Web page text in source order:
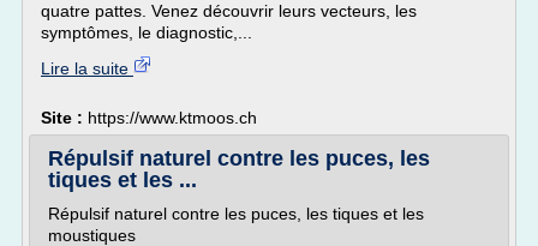
quatre pattes. Venez découvrir leurs vecteurs, les
symptômes, le diagnostic,...
Lire la suite
Site : https://www.ktmoos.ch
Répulsif naturel contre les puces, les
tiques et les ...
Répulsif naturel contre les puces, les tiques et les
moustiques